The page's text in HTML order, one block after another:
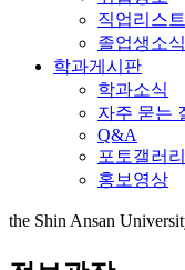
직업리스트
졸업생소식
학과게시판
학과소식
자주 묻는
Q&A
포토갤러리
홍보영상
the Shin Ansan